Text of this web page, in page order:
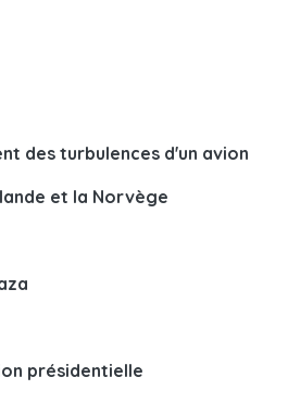
des turbulences d'un avion
et la Norvège
présidentielle